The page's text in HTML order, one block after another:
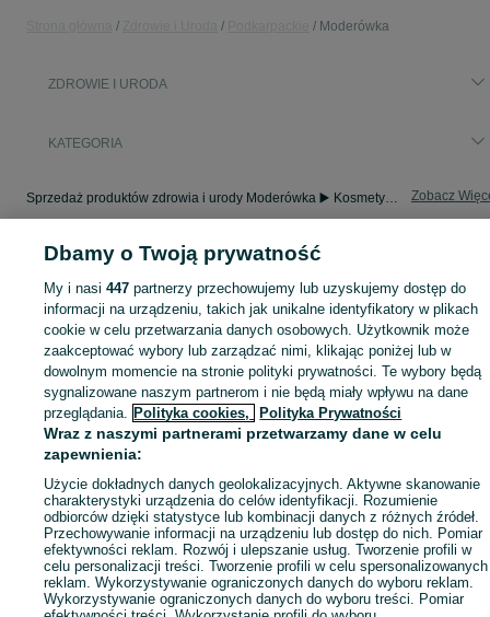
Moderówka
ZDROWIE I URODA
KATEGORIA
Sprzedaż produktów zdrowia i urody Moderówka ▶️ Kosmetyki, perfumy, sprzęt medyczny ✅ Nowe i używane w najlepszych cenach ☝ Znajdź ogłoszenia na OLX.pl! Zobacz
Mapa kategorii
Mapa miejscowości
Mapa ministron
Popularne wyszukiwania
Dbamy o Twoją prywatność
My i nasi447 partnerzy przechowujemy lub uzyskujemy dostęp do
informacji na urządzeniu, takich jak unikalne identyfikatory w plikach
cookie w celu przetwarzania danych osobowych. Użytkownik może
zaakceptować wybory lub zarządzać nimi, klikając poniżej lub w
dowolnym momencie na stronie polityki prywatności. Te wybory będą
sygnalizowane naszym partnerom i nie będą miały wpływu na dane
przeglądania. Polityka cookies, Polityka Prywatności
Wraz z naszymi partnerami przetwarzamy dane w celu
zapewnienia:
Użycie dokładnych danych geolokalizacyjnych. Aktywne skanowanie
charakterystyki urządzenia do celów identyfikacji. Rozumienie
odbiorców dzięki statystyce lub kombinacji danych z różnych źródeł.
Przechowywanie informacji na urządzeniu lub dostęp do nich. Pomiar
efektywności reklam. Rozwój i ulepszanie usług. Tworzenie profili w
celu personalizacji treści. Tworzenie profili w celu spersonalizowanych
reklam. Wykorzystywanie ograniczonych danych do wyboru reklam.
Wykorzystywanie ograniczonych danych do wyboru treści. Pomiar